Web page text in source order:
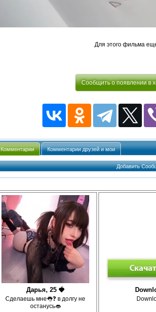
Для этого фильма
Сообщить о появлении в
Комментарии Комментарии друзей и мои
Добавить
Дарья, 25 🍓
Сделаешь мне👅❓ в долгу не
останусь👄